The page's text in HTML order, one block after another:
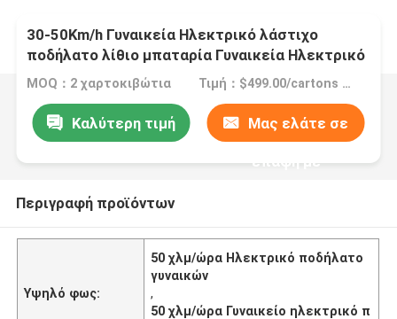
30-50Km/h Γυναικεία Ηλεκτρικό λάστιχο
ποδήλατο λίθιο μπαταρία Γυναικεία Ηλεκτρικό
ποδήλατο
MOQ：2 χαρτοκιβώτια Τιμή：$499.00/cartons 2-49 cartons
Καλύτερη τιμή Μας ελάτε σε
επαφή με
Περιγραφή προϊόντων
Υψηλό φως:
50 χλμ/ώρα Ηλεκτρικό ποδήλατο
γυναικών
,
50 χλμ/ώρα Γυναικείο ηλεκτρικό π